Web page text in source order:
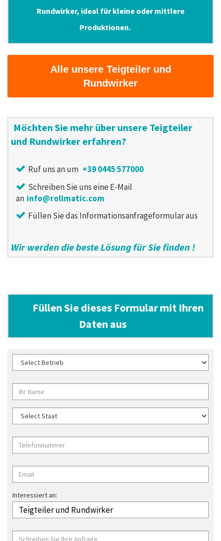
Rundwirker, ideal für kleine oder mittlere
Produktionen.
Alle unsere Teigteiler und
Rundwirker
Möchten Sie mehr über unsere Teigteiler
und Rundwirker erfahren?
Ruf uns an um +39 0445 577000
Schreiben Sie uns eine E-Mail
an info@rollmatic.com
Füllen Sie das Informationsanfrageformular aus
Wir werden die beste Lösung für Sie finden !
Füllen Sie dieses Formular mit Ihren
Daten aus
Interessiert an: